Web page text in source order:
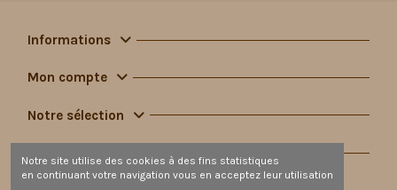
Informations
Mon compte
Notre sélection
Notre site utilise des cookies à des fins statistiques
en continuant votre navigation vous en acceptez leur utilisation